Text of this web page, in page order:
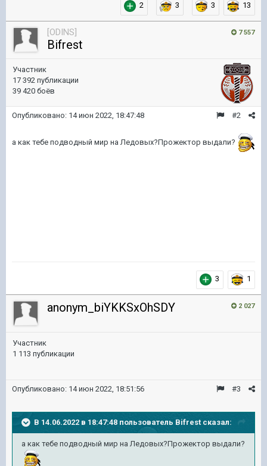
2 3 3 13
7 557
[ODINS]
Bifrest
Участник
17 392 публикации
39 420 боёв
#2
Опубликовано: 14 июн 2022, 18:47:48
а как тебе подводный мир на Ледовых?Прожектор выдали?
3 1
2 027
anonym_biYKKSxOhSDY
Участник
1 113 публикации
#3
Опубликовано: 14 июн 2022, 18:51:56
В 14.06.2022 в 18:47:48 пользователь Bifrest сказал:
а как тебе подводный мир на Ледовых?Прожектор выдали?